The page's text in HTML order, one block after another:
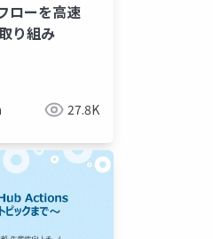
ローを高速
り組み
27.8K